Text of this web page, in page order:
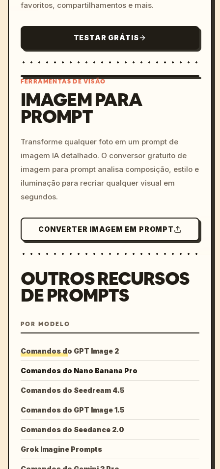
favoritos, compartilhamentos e mais.
TESTAR GRÁTIS
colors, 8k --v 6.0
FERRAMENTAS DE VISÃO
IMAGEM PARA
PROMPT
Transforme qualquer foto em um prompt de
imagem IA detalhado. O conversor gratuito de
imagem para prompt analisa composição, estilo e
iluminação para recriar qualquer visual em
segundos.
CONVERTER IMAGEM EM PROMPT
OUTROS RECURSOS
DE PROMPTS
POR MODELO
Comandos do GPT Image 2
Comandos do Nano Banana Pro
Comandos do Seedream 4.5
Comandos do GPT Image 1.5
Comandos do Seedance 2.0
Grok Imagine Prompts